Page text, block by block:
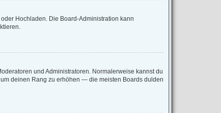
Hochladen. Die Board-Administration kann
und Administratoren. Normalerweise kannst du
deinen Rang zu erhöhen — die meisten Boards dulden